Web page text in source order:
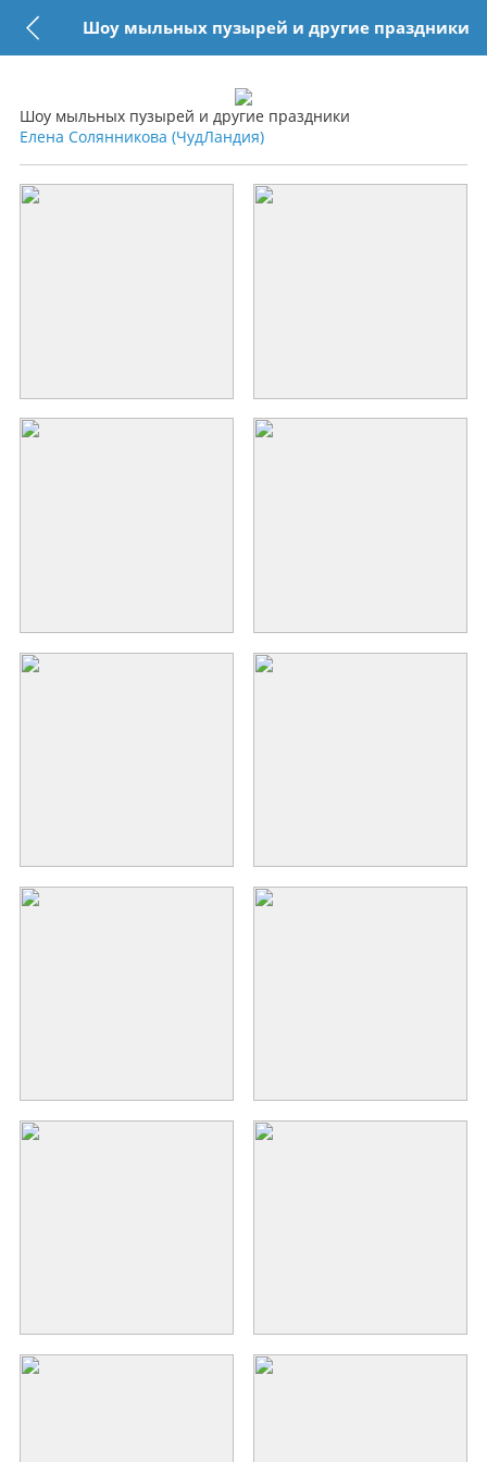
Шоу мыльных пузырей и другие праздники
Шоу мыльных пузырей и другие праздники
Елена Солянникова (ЧудЛандия)